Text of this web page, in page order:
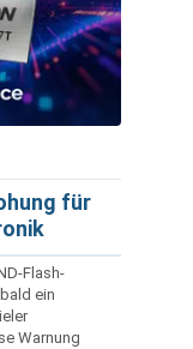
für
Flash-
ein
Warnung